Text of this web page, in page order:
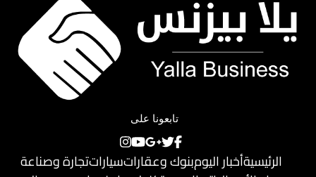
تابعونا على
الرئيسيةأخبار اليومبنوك وعقاراتسياراتتجارة وصناعة